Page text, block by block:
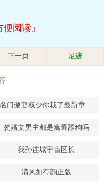
阅读』
下一页 足迹
名门傲妻权少你栽了最新章节更新时间查询
赘婿文男主都是窝囊舔狗吗
我孙连城宇宙区长
清风如有韵正版